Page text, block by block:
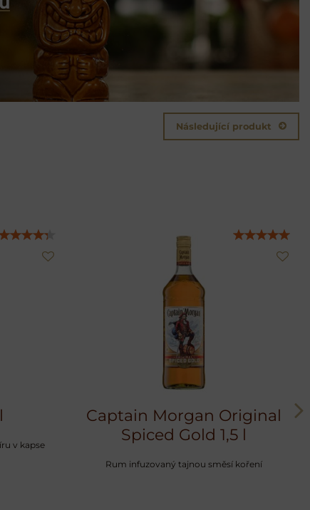
Následující produkt
v kapse
Captain Morgan Original
Spiced Gold 1,5 l
Rum infuzovaný tajnou směsí koření